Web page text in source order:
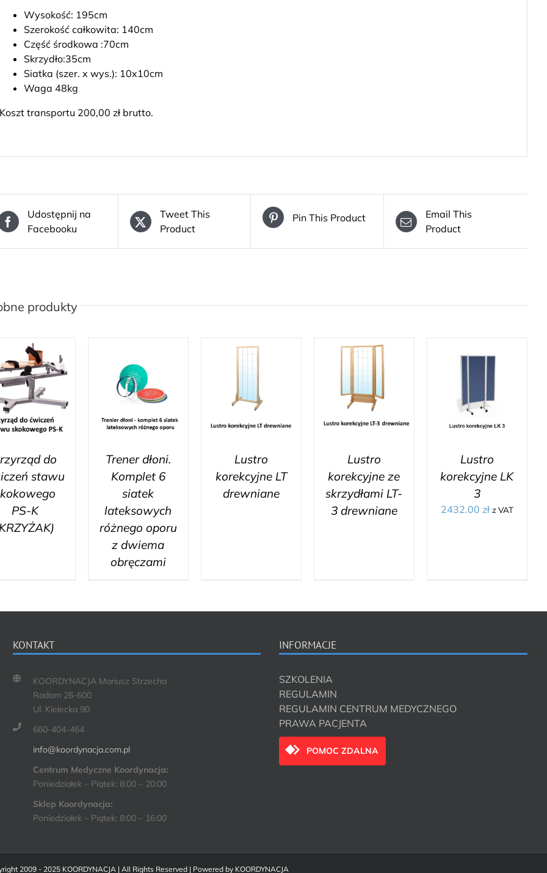
Wysokość: 195cm
Szerokość całkowita: 140cm
Część środkowa :70cm
Skrzydło:35cm
Siatka (szer. x wys.): 10x10cm
Waga 48kg
Koszt transportu 200,00 zł brutto.
Udostępnij na
Facebooku
Tweet This
Product
Pin This Product
Email This
Product
produkty
do
stawu
PS-K
Trener dłoni.
Komplet 6
siatek
lateksowych
różnego oporu
z dwiema
obręczami
Lustro
korekcyjne LT
drewniane
Lustro
korekcyjne ze
skrzydłami LT-
3 drewniane
Lustro
korekcyjne LK
3
2432.00 zł z VAT
KONTAKT
KOORDYNACJA Mariusz Strzecha
Radom 26-600
Ul. Kielecka 90
660-404-464
info@koordynacja.com.pl
Centrum Medyczne Koordynacja:
Poniedziałek – Piątek: 8:00 – 20:00
Sklep Koordynacja:
Poniedziałek – Piątek: 8:00 – 16:00
INFORMACJE
SZKOLENIA
REGULAMIN
REGULAMIN CENTRUM MEDYCZNEGO
PRAWA PACJENTA
POMOC ZDALNA
2009 - 2025 KOORDYNACJA | All Rights Reserved | Powered by KOORDYNACJA